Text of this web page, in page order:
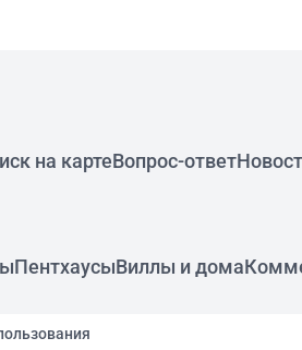
на картеВопрос-ответ
ПентхаусыВиллы и дома